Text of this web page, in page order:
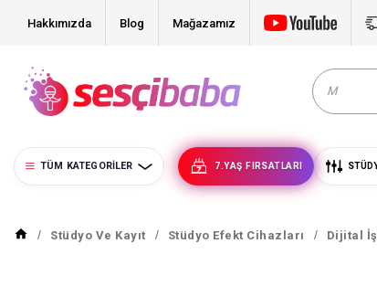
Hakkımızda Blog Mağazamız
TÜM KATEGORILER 7.YAŞ FIRSATLARI
Stüdyo Ve Kayıt Stüdyo Efekt Cihazları Dijital